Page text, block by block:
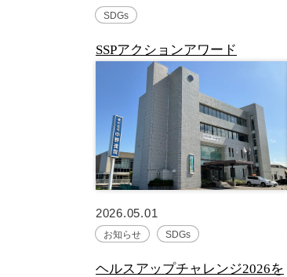
SDGs
SSPアクションアワード
2026.05.01
お知らせ SDGs
ヘルスアップチャレンジ2026を